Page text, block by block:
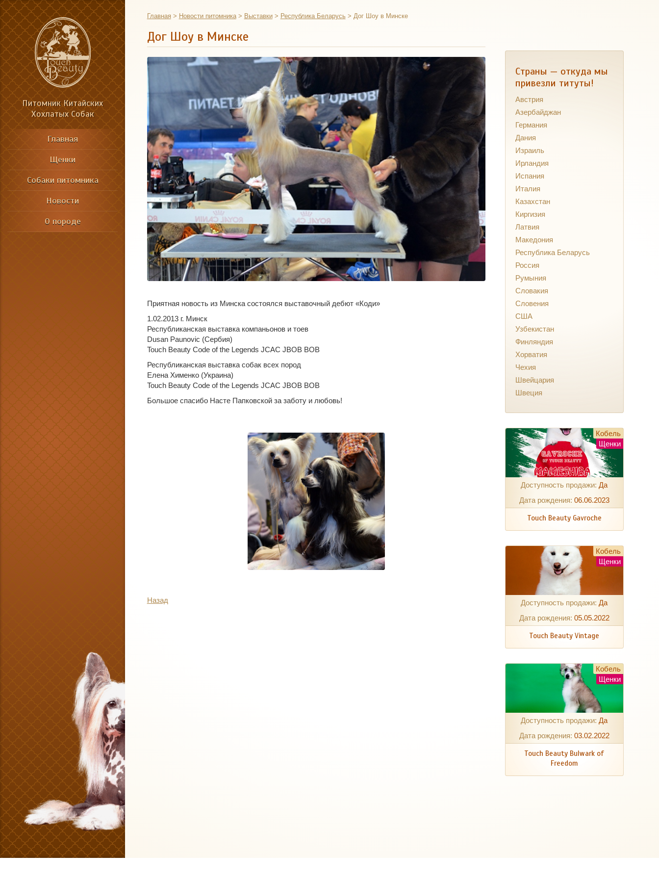
Питомник Китайских
Хохлатых Собак
Главная
Щенки
Собаки питомника
Новости
О породе
Главная> Новости питомника> Выставки> Республика Беларусь> Дог Шоу в Минске
Дог Шоу в Минске
Приятная новость из Минска состоялся выставочный дебют «Коди»
1.02.2013 г. Минск
Республиканская выставка компаньонов и тоев
Dusan Paunovic (Сербия)
Touch Beauty Code of the Legends JCAC JBOB BOB
Республиканская выставка собак всех пород
Елена Хименко (Украина)
Touch Beauty Code of the Legends JCAC JBOB BOB
Большое спасибо Насте Папковской за заботу и любовь!
Назад
Страны — откуда мы
привезли титуты!
Австрия
Азербайджан
Германия
Дания
Израиль
Ирландия
Испания
Италия
Казахстан
Киргизия
Латвия
Македония
Республика Беларусь
Россия
Румыния
Словакия
Словения
США
Узбекистан
Финляндия
Хорватия
Чехия
Швейцария
Швеция
Кобель
Щенки
Доступность продажи:Да
Дата рождения: 06.06.2023
Touch Beauty Gavroche
Кобель
Щенки
Доступность продажи:Да
Дата рождения: 05.05.2022
Touch Beauty Vintage
Кобель
Щенки
Доступность продажи:Да
Дата рождения: 03.02.2022
Touch Beauty Bulwark of
Freedom